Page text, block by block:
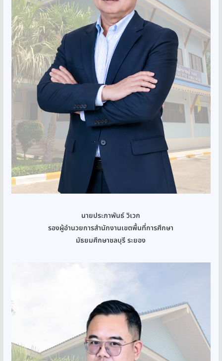
นายประภาพันธ์ วิเวก
รองผู้อำนวยการสำนักงานเขตพื้นที่การศึกษา
มัธยมศึกษาชลบุรี ระยอง